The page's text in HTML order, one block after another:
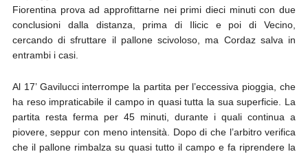
Fiorentina prova ad approfittarne nei primi dieci minuti con due
conclusioni dalla distanza, prima di Ilicic e poi di Vecino,
cercando di sfruttare il pallone scivoloso, ma Cordaz salva in
entrambi i casi.
Al 17’ Gavilucci interrompe la partita per l’eccessiva pioggia, che
ha reso impraticabile il campo in quasi tutta la sua superficie. La
partita resta ferma per 45 minuti, durante i quali continua a
piovere, seppur con meno intensità. Dopo di che l’arbitro verifica
che il pallone rimbalza su quasi tutto il campo e fa riprendere la